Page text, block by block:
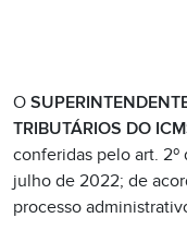
O
TRIBUTÁRIOS DO
conferidas pelo art. 2º
julho de 2022; de
processo